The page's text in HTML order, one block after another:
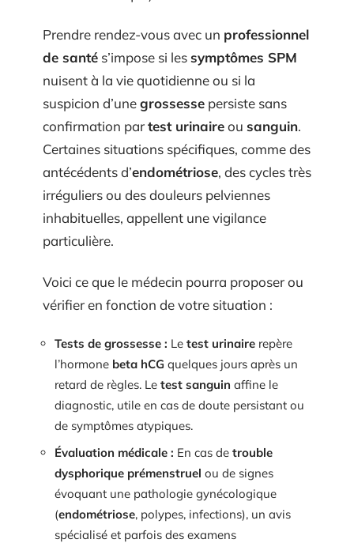
Prendre rendez-vous avec un professionnel
de santé s’impose si lessymptômes SPM
nuisent à la vie quotidienne ou si la
suspicion d’unegrossesse persiste sans
confirmation partest urinaireou sanguin.
Certaines situations spécifiques, comme des
antécédents d’endométriose, des cycles très
irréguliers ou des douleurs pelviennes
inhabituelles, appellent une vigilance
particulière.
Voici ce que le médecin pourra proposer ou
vérifier en fonction de votre situation :
Tests de grossesse : Le test urinaire repère
l’hormone beta hCG quelques jours après un
retard de règles. Le test sanguin affine le
diagnostic, utile en cas de doute persistant ou
de symptômes atypiques.
Évaluation médicale : En cas de trouble
dysphorique prémenstruel ou de signes
évoquant une pathologie gynécologique
(endométriose, polypes, infections), un avis
spécialisé et parfois des examens